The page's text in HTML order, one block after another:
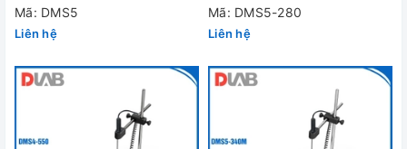
Mã: DMS5
Liên hệ
Mã: DMS5-280
Liên hệ